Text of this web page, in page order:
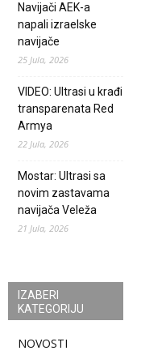
Navijači AEK-a
napali izraelske
navijače
25 Jula, 2026
VIDEO: Ultrasi u krađi
transparenata Red
Armya
22 Jula, 2026
Mostar: Ultrasi sa
novim zastavama
navijača Veleža
21 Jula, 2026
IZABERI
KATEGORIJU
NOVOSTI